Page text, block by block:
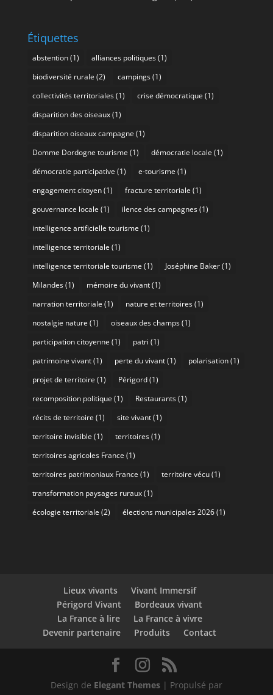
Étiquettes
abstention(1) alliances politiques(1)
biodiversité rurale (2) campings(1)
collectivités territoriales(1) crise démocratique (1)
disparition des oiseaux(1)
disparition oiseaux campagne (1)
Domme Dordogne tourisme (1) démocratie locale (1)
démocratie participative (1) e-tourisme (1)
engagement citoyen(1) fracture territoriale (1)
gouvernance locale (1) ilence des campagnes(1)
intelligence artificielle tourisme (1)
intelligence territoriale (1)
intelligence territoriale tourisme (1) Joséphine Baker(1)
Milandes(1) mémoire du vivant(1)
narration territoriale (1) nature et territoires(1)
nostalgie nature (1) oiseaux des champs(1)
participation citoyenne (1) patri (1)
patrimoine vivant(1) perte du vivant(1) polarisation(1)
projet de territoire (1) Périgord(1)
recomposition politique (1) Restaurants(1)
récits de territoire (1) site vivant(1)
territoire invisible (1) territoires(1)
territoires agricoles France (1)
territoires patrimoniaux France (1) territoire vécu(1)
transformation paysages ruraux(1)
écologie territoriale (2) élections municipales 2026(1)
Lieux vivants
Vivant Immersif
Périgord Vivant
Bordeaux vivant
La France à lire
La France à vivre
Devenir partenaire
Produits Contact
Design de Elegant Themes| Propulsé par